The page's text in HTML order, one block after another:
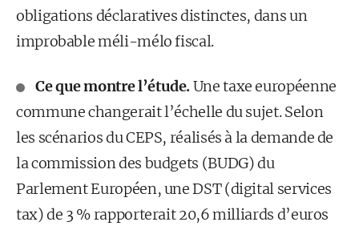
obligations déclaratives distinctes, dans un
improbable méli-mélo fiscal.
Ce que montre l’étude.Une taxe européenne
commune changerait l’échelle du sujet. Selon
les scénarios du CEPS, réalisés à la demande de
la commission des budgets (BUDG) du
Parlement Européen, une DST (digital services
tax) de 3 % rapporterait 20,6 milliards d’euros